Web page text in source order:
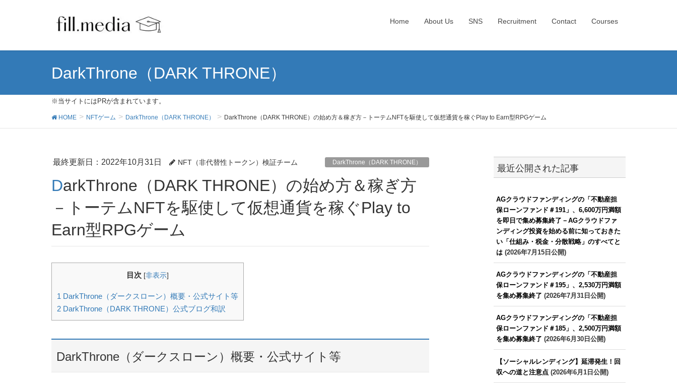
Home About Us SNS Recruitment Contact Courses
DarkThrone（DARK THRONE）
※当サイトにはPRが含まれています。
HOME NFTゲーム DarkThrone（DARK THRONE） DarkThrone（DARK THRONE）の始め方＆稼ぎ方－トーテムNFTを駆使して仮想通貨を稼ぐPlay to Earn型RPGゲーム
最終更新日：2022年10月31日 NFT（非代替性トークン）検証チーム DarkThrone（DARK THRONE）
DarkThrone（DARK THRONE）の始め方＆稼ぎ方
－トーテムNFTを駆使して仮想通貨を稼ぐPlay to
Earn型RPGゲーム
目次 [非表示]
1 DarkThrone（ダークスローン）概要・公式サイト等
2 DarkThrone（DARK THRONE）公式ブログ和訳
DarkThrone（ダークスローン）概要・公式サイト等
最近公開された記事
AGクラウドファンディングの「不動産担
保ローンファンド＃191」、6,600万円満額
を即日で集め募集終了－AGクラウドファ
ンディング投資を始める前に知っておきた
い「仕組み・税金・分散戦略」のすべてと
は(2026年7月15日公開)
AGクラウドファンディングの「不動産担
保ローンファンド＃195」、2,530万円満額
を集め募集終了 (2026年7月31日公開)
AGクラウドファンディングの「不動産担
保ローンファンド＃185」、2,500万円満額
を集め募集終了 (2026年6月30日公開)
【ソーシャルレンディング】延滞発生！回
収への道と注意点(2026年6月1日公開)